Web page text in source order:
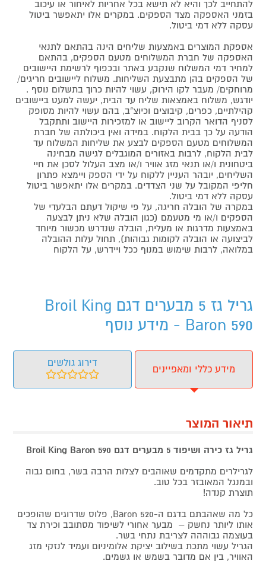
להתחייב לכך והיא לא תישא בכל אחריות לאיחור או עיכוב
בזמני האספקה מצד הספקים. במקרים אלו יתאפשר ביטול
עסקה ללא דמי ביטול.
אספקת המוצרים באמצעות שליחים הינה בהתאם לתנאי
האספקה של חברת המשלוחים מטעם הספקים, בהתאם
למחיר דמי המשלוח שנקבע באתר ובכפוף לרשימת היישובים
של הספקים בהן מתבצעת השליחות. משלוח ליישובים חריגים/
מרוחקים/ מעבר לקו הירוק, עשוי להיות כרוך בתשלום נוסף .
יודגש, משלוח באמצאות שליח עד הבית, יעשה למעט ביישובים
קהילתיים, כפרים, קיבוצים וכיוצ"ב, בהם עשוי להיות מסופק
לסניף הדואר הקרוב ליישוב או למזכירות היישוב ותתקבל
הודעה על כך בבית הלקוח. במידה ואין ביכולתה של חברת
המשלוחים מטעם הספקים לבצע את שליחות המשלוח עד
לבית הלקוח, לרבות באזורים המוגבלים לגישה מבחינה
ביטחונית ו/או תנאי מזג אוויר ו/או מצב העלול לסכן את חיי
השליחים, יובהר העניין ללקוח על ידי הספק ויימצא פתרון
חליפי המקובל על שני הצדדים. במקרים אלו יתאפשר ביטול
עסקה ללא דמי ביטול.
במקרה של הובלה חריגה, על פי שיקול דעתם הבלעדי של
הספקים ו/או מי מטעמם (כגון הובלה שלא ניתן לבצעה
באמצעות מדרגות או מעלית, הובלה שנדרש מכשור מיוחד
לביצועה או הובלה לקומות גבוהות), תחול עלות ההובלה
במלואה, לרבות שימוש במנוף ככל ויידרש, על הלקוח
גריל גז 5 מבערים דגם Broil King
Baron 590 - מידע נוסף
מידע כללי ומאפיינים
דירוג גולשים
תיאור המוצר
גריל גז כירה ושיפוד 5 מבערים דגם Broil King Baron 590
לגרילרים מתקדמים שאוהבים לצלות הרבה בשר, בחום גבוה
ובמנגל המאובזר בכל טוב.
תוצרת קנדה!
כל מה שאהבתם בדגם ה-520 Baron, פלוס שדרוגים שהופכים
אותו ליותר נחשק – מבער אחורי לשיפוד מסתובב וכירת צד
בעוצמה גבוההה לצריבת נתחי בשר.
הגריל עשוי מתכת בשילוב יציקת אלומיניום ועמיד לנזקי מזג
האוויר, בין אם מדובר בשמש או גשמים.